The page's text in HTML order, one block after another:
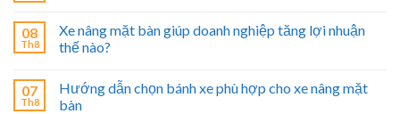
08
Th8
Xe nâng mặt bàn giúp doanh nghiệp tăng lợi nhuận
thế nào?
07
Th8
Hướng dẫn chọn bánh xe phù hợp cho xe nâng mặt
bàn